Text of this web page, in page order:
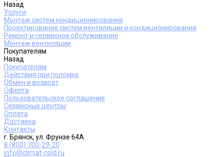
Назад
Услуги
Монтаж систем кондиционирования
Проектирование систем вентиляции и кондиционирования
Ремонт и сервисное обслуживание
Монтаж вентиляции
Покупателям
Назад
Покупателям
Действия при поломке
Обмен и возврат
Оферта
Пользовательское соглашение
Сервисные центры
Оплата
Доставка
Контакты
г. Брянск, ул. Фрунзе 64А
8 (800) 700-29-20
info@climat-cold.ru